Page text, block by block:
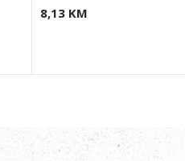
8,13 KM